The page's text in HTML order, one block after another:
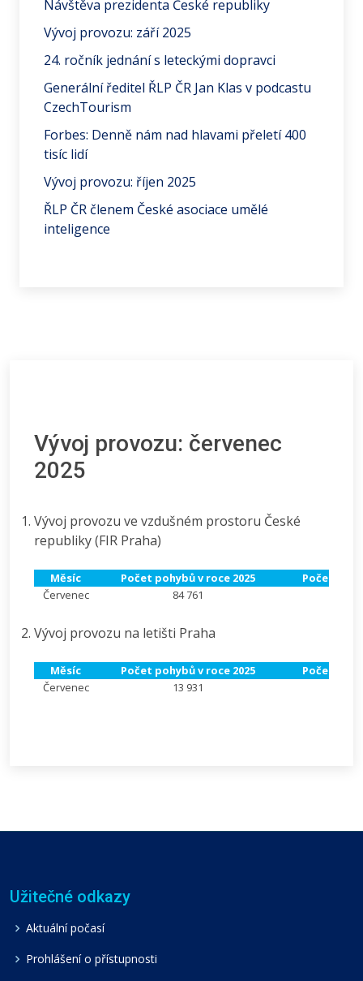
Návštěva prezidenta České republiky
Vývoj provozu: září 2025
24. ročník jednání s leteckými dopravci
Generální ředitel ŘLP ČR Jan Klas v podcastu
CzechTourism
Forbes: Denně nám nad hlavami přeletí 400
tisíc lidí
Vývoj provozu: říjen 2025
ŘLP ČR členem České asociace umělé
inteligence
Vývoj provozu: červenec
2025
Vývoj provozu ve vzdušném prostoru České
republiky (FIR Praha)
Měsíc Počet pohybů v roce 2025
Počet
Červenec
84 761
Vývoj provozu na letišti Praha
Měsíc Počet pohybů v roce 2025
Počet
Červenec
13 931
Užitečné odkazy
Aktuální počasí
Prohlášení o přístupnosti